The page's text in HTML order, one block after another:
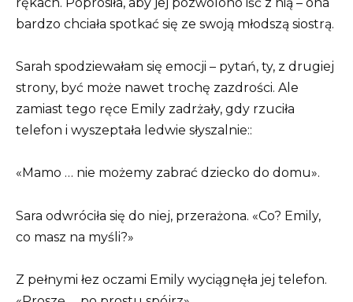
bardzo chciała spotkać się ze swoją młodszą siostrą.
Sarah spodziewałam się emocji – pytań, ty, z drugiej
strony, być może nawet trochę zazdrości. Ale
zamiast tego ręce Emily zadrżały, gdy rzuciła
telefon i wyszeptała ledwie słyszalnie::
«Mamo … nie możemy zabrać dziecko do domu».
Sara odwróciła się do niej, przerażona. «Co? Emily,
co masz na myśli?»
Z pełnymi łez oczami Emily wyciągnęła jej telefon.